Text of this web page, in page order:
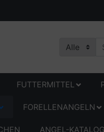
FUTTERMITTEL
FORELLENANGELN
ANGEL-